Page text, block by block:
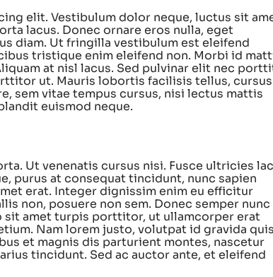
elit. Vestibulum dolor neque, luctus sit
lacus. Donec ornare eros nulla, eget
diam. Ut fringilla vestibulum est eleifend
tristique enim eleifend non. Morbi id
at nisl lacus. Sed pulvinar elit nec
ut. Mauris lobortis facilisis tellus, cursus
sem vitae tempus cursus, nisi lectus mattis
euismod neque.
Ut venenatis cursus nisi. Fusce ultricies
purus at consequat tincidunt, nunc sapien
erat. Integer dignissim enim eu efficitur
non, posuere non sem. Donec semper nunc
amet turpis porttitor, ut ullamcorper erat
Nam lorem justo, volutpat id gravida
et magnis dis parturient montes, nascetur
tincidunt. Sed ac auctor ante, et eleifend